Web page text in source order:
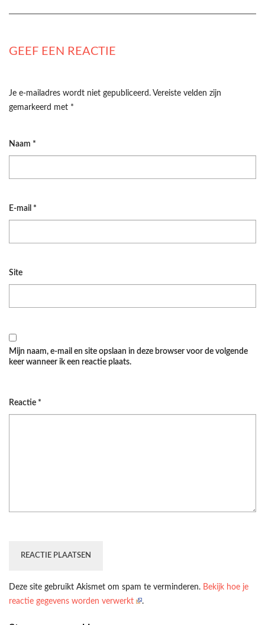
GEEF EEN REACTIE
Je e-mailadres wordt niet gepubliceerd. Vereiste velden zijn
gemarkeerd met *
Naam *
E-mail *
Site
Mijn naam, e-mail en site opslaan in deze browser voor de volgende
keer wanneer ik een reactie plaats.
Reactie *
Deze site gebruikt Akismet om spam te verminderen. Bekijk hoe je
reactie gegevens worden verwerkt
.